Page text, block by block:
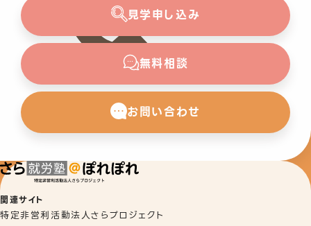
見学申し込み
無料相談
お問い合わせ
関連サイト
特定非営利活動法人さらプロジェクト